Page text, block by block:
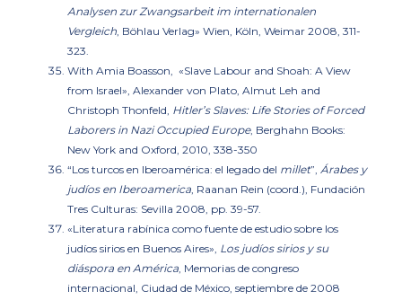
Analysen zur Zwangsarbeit im internationalen
Vergleich, Böhlau Verlag» Wien, Köln, Weimar 2008, 311-
323.
With Amia Boasson, «Slave Labour and Shoah: A View
from Israel», Alexander von Plato, Almut Leh and
Christoph Thonfeld, Hitler’s Slaves: Life Stories of Forced
Laborers in Nazi Occupied Europe, Berghahn Books:
New York and Oxford, 2010, 338-350
“Los turcos en Iberoamérica: el legado del millet”, Árabes y
judíos en Iberoamerica, Raanan Rein (coord.), Fundación
Tres Culturas: Sevilla 2008, pp. 39-57.
«Literatura rabínica como fuente de estudio sobre los
judíos sirios en Buenos Aires», Los judíos sirios y su
diáspora en América, Memorias de congreso
internacional, Ciudad de México, septiembre de 2008